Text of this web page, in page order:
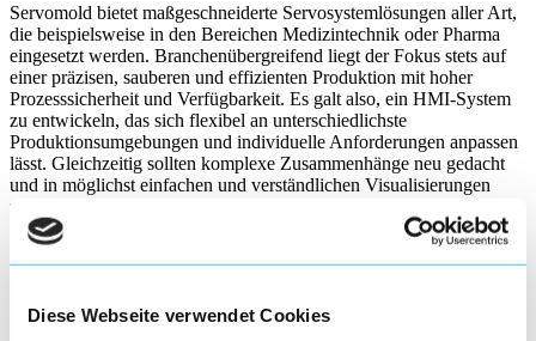
Diese Webseite verwendet Cookies
Servomold bietet maßgeschneiderte Servosystemlösungen aller Art,
die beispielsweise in den Bereichen Medizintechnik oder Pharma
eingesetzt werden. Branchenübergreifend liegt der Fokus stets auf
einer präzisen, sauberen und effizienten Produktion mit hoher
Prozesssicherheit und Verfügbarkeit. Es galt also, ein HMI-System
zu entwickeln, das sich flexibel an unterschiedlichste
Produktionsumgebungen und individuelle Anforderungen anpassen
lässt. Gleichzeitig sollten komplexe Zusammenhänge neu gedacht
und in möglichst einfachen und verständlichen Visualisierungen
zugänglich gemacht werden.